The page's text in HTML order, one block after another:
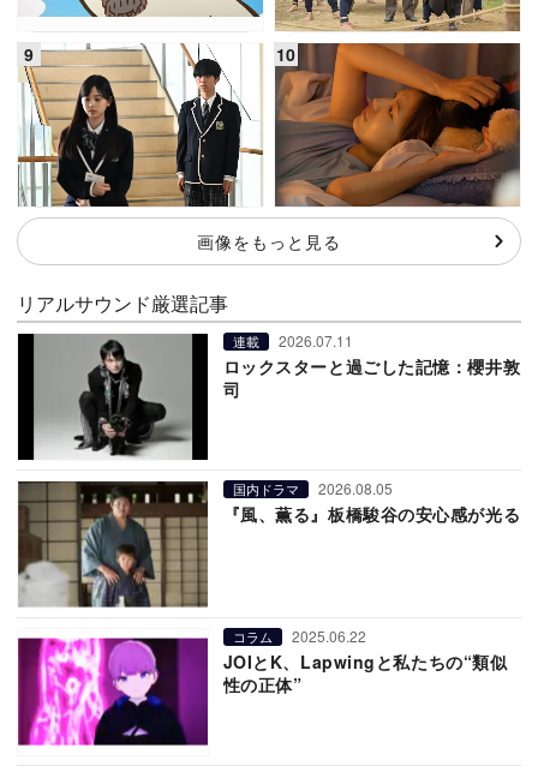
画像をもっと見る
リアルサウンド厳選記事
連載 2026.07.11
ロックスターと過ごした記憶：櫻井敦
司
国内ドラマ 2026.08.05
『風、薫る』板橋駿谷の安心感が光る
コラム 2025.06.22
JOIとK、Lapwingと私たちの“類似
性の正体”